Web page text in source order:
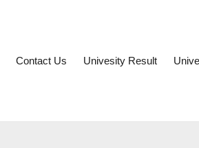
Contact Us Univesity Result